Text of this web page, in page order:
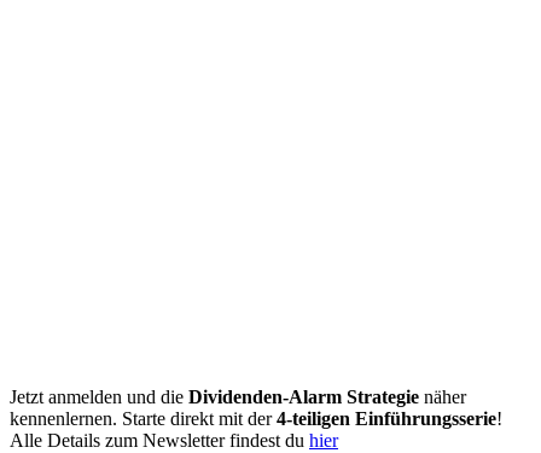
Jetzt anmelden und die Dividenden-Alarm Strategie näher
kennenlernen. Starte direkt mit der4-teiligen Einführungsserie!
Alle Details zum Newsletter findest du hier